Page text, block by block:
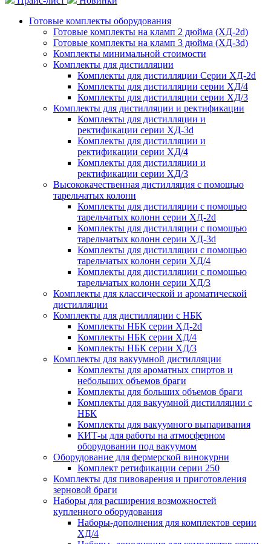
Готовые комплекты оборудования
Готовые комплекты на кламп 2 дюйма (ХД-2d)
Готовые комплекты на кламп 3 дюйма (ХД-3d)
Комплекты минимальной стоимости
Комплекты для дистилляции
Комплекты для дистилляции Серии ХД-2d
Комплекты для дистилляции серии ХД/4
Комплекты для дистилляции серии ХД/3
Комплекты для дистилляции и ректификации
Комплекты для дистилляции и
ректификации серии ХД-3d
Комплекты для дистилляции и
ректификации серии ХД/4
Комплекты для дистилляции и
ректификации серии ХД/3
Высококачественная дистилляция с помощью
тарельчатых колонн
Комплекты для дистилляции с помощью
тарельчатых колонн серии ХД-2d
Комплекты для дистилляции с помощью
тарельчатых колонн серии ХД-3d
Комплекты для дистилляции с помощью
тарельчатых колонн серии ХД/4
Комплекты для дистилляции с помощью
тарельчатых колонн серии ХД/3
Комплекты для классической и ароматической
дистилляции
Комплекты для дистилляции с НБК
Комплекты НБК серии ХД-2d
Комплекты НБК серии ХД/4
Комплекты НБК серии ХД/3
Комплекты для вакуумной дистилляции
Комплекты для ароматных спиртов и
небольших объемов браги
Комплекты для больших объемов браги
Комплекты для вакуумной дистилляции с
НБК
Комплекты для вакуумного выпаривания
КИТ-ы для работы на атмосферном
оборудовании под вакуумом
Оборудование для фермерской винокурни
Комплект ретификации серии 250
Комплекты для пивоварения и приготовления
зерновой браги
Наборы для расширения возможностей
купленного оборудования
Наборы-дополнения для комплектов серии
ХД/4